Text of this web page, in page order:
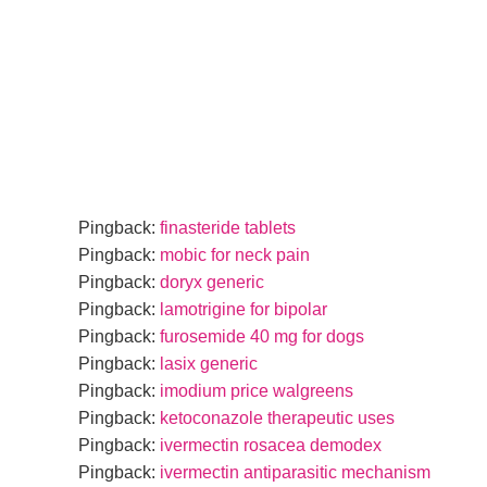
Pingback: finasteride tablets
Pingback: mobic for neck pain
Pingback: doryx generic
Pingback: lamotrigine for bipolar
Pingback: furosemide 40 mg for dogs
Pingback: lasix generic
Pingback: imodium price walgreens
Pingback: ketoconazole therapeutic uses
Pingback: ivermectin rosacea demodex
Pingback: ivermectin antiparasitic mechanism